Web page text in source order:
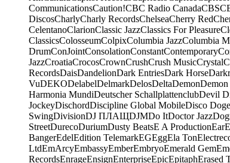
CommunicationsCaution!CBC Radio CanadaCBS
DiscosCharlyCharly RecordsChelseaCherry Red
CelentanoClarionClassic JazzClassics For Pleasure
ClassicsColosseumColpixColumbia JazzColumbia
DrumConJointConsolationConstantContemporary
JazzCroatiaCrocosCrownCrushCrush MusicCrystal
RecordsDaisDandelionDark EntriesDark Horse
VuDEKODelabelDelmarkDelosDeltaDemon
Harmonia MundiDeutscher SchallplattenclubDevil
JockeyDischordDiscipline Global MobileDisco Doge
SwingDivisionDJ ПЛАЩDJMDo ItDoctor Jazz
StreetDurecoDuriumDusty BeatsE A ProductionEar
BangerEdelEdition TelemarkEGEggEla Ton
LtdEmArcyEmbassyEmberEmbryoEmerald Gem
RecordsEnrageEnsignEnterpriseEpicEpitaphErased